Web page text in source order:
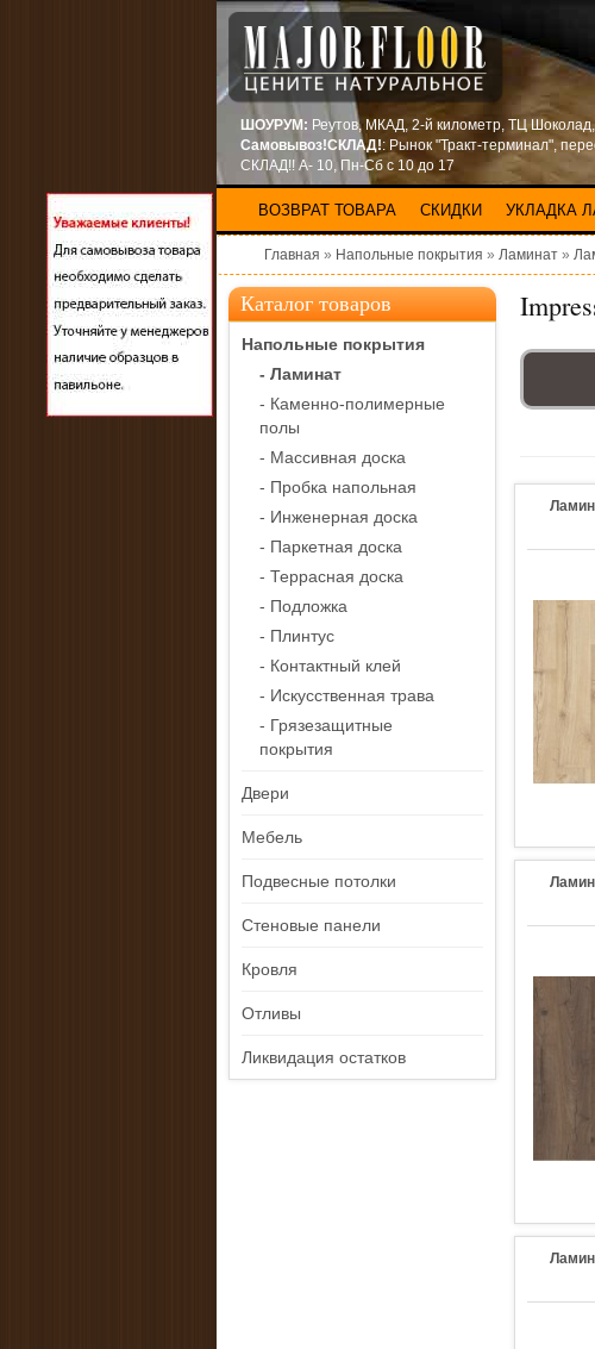
ШОУРУМ: Реутов, МКАД, 2-й километр, ТЦ
Самовывоз!СКЛАД!: Рынок "Тракт-терминал",
СКЛАД!! А- 10, Пн-Сб с 10 до 17
ВОЗВРАТ ТОВАРА СКИДКИ УКЛАДКА
Главная » Напольные покрытия » Ламинат »
Каталог товаров
Напольные покрытия
- Ламинат
- Каменно-полимерные
полы
- Массивная доска
- Пробка напольная
- Инженерная доска
- Паркетная доска
- Террасная доска
- Подложка
- Плинтус
- Контактный клей
- Искусственная трава
- Грязезащитные
покрытия
Двери
Мебель
Подвесные потолки
Стеновые панели
Кровля
Отливы
Ликвидация остатков